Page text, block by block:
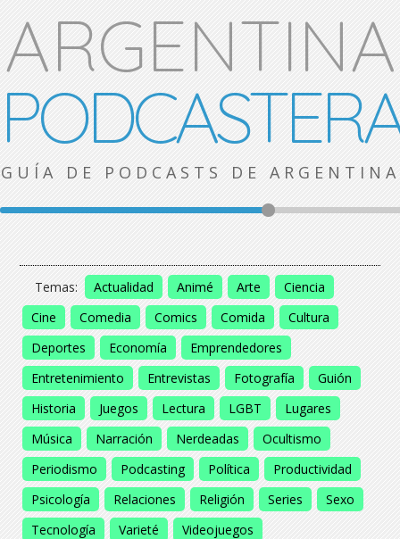
ARGENTINA
GUÍA DE PODCASTS DE ARGENTINA
Temas: Actualidad Animé Arte
Ciencia
Cine
Comedia Comics Comida
Cultura
Deportes
Economía
Emprendedores
Entretenimiento
Entrevistas Fotografía
Guión
Historia
Juegos Lectura LGBT
Lugares
Música
Narración Nerdeadas
Ocultismo
Periodismo
Podcasting Política
Productividad
Psicología
Relaciones Religión Series
Sexo
Tecnología
Varieté
Videojuegos